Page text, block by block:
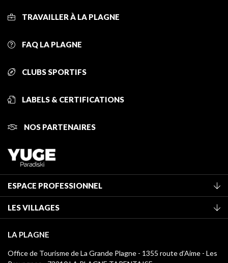
TRAVAILLER À LA PLAGNE
FAQ LA PLAGNE
CLUBS SPORTIFS
LABELS & CERTIFICATIONS
NOS PARTENAIRES
ESPACE PROFESSIONNEL
Classement des meublés
Taxe de séjour
Médiathèque
LES VILLAGES
Montchavin - Les Coches
Champagny-en-Vanoise
LA PLAGNE
Office de Tourisme de La Grande Plagne - 1355 route d’Aime - Les